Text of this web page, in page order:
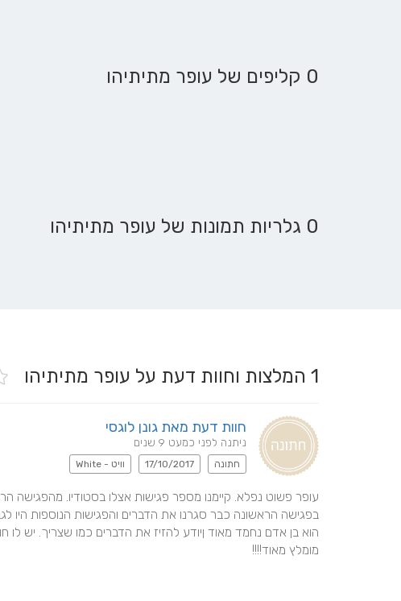
0 קליפים של עופר מתיתיהו
0 גלריות תמונות של עופר מתיתיהו
1 המלצות וחוות דעת על עופר מתיתיהו
חוות דעת מאת גונן לוגסי
ניתנה לפני כמעט 9 שנים
חתונה 17/10/2017 וויט - White
מומלץ מאוד!!!!